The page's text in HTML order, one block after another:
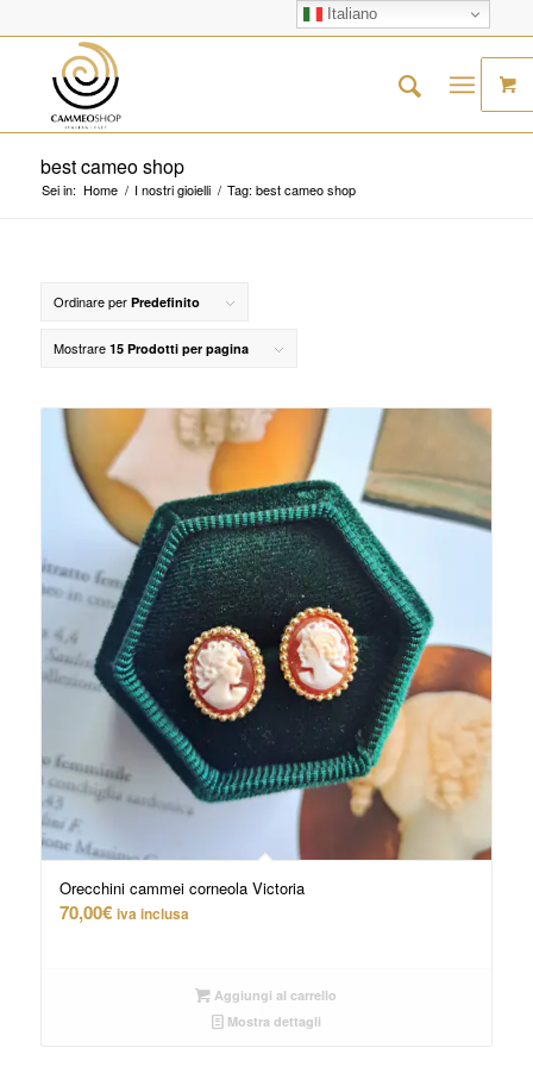
best cameo shop
Sei in: Home / I nostri gioielli / Tag: best cameo shop
Ordinare per Predefinito
Mostrare 15 Prodotti per pagina
Orecchini cammei corneola Victoria
70,00€ iva inclusa
Aggiungi al carrello
Mostra dettagli
Italiano